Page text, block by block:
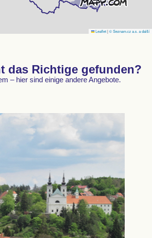
Leaflet|© Seznam.cz a.s. a další
das Richtige gefunden?
– hier sind einige andere Angebote.